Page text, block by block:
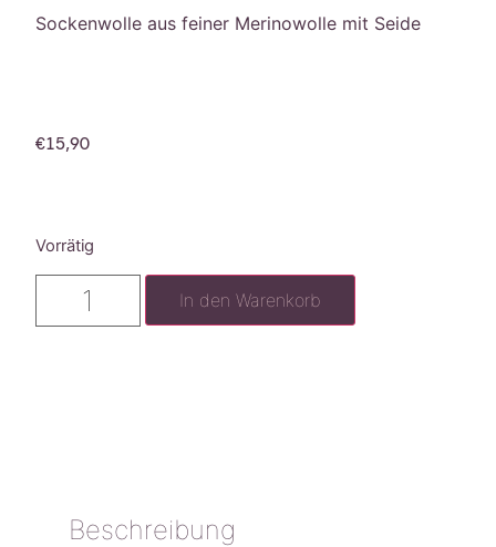
Sockenwolle aus feiner Merinowolle mit Seide
€15,90
Vorrätig
In den Warenkorb
Beschreibung